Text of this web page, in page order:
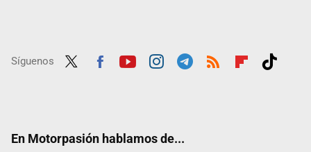
Síguenos
En Motorpasión hablamos de...